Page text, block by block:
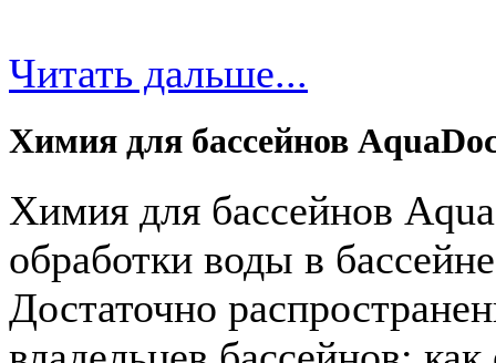
Читать дальше...
Химия для бассейнов
Химия для бассейнов
обработки воды в
Достаточно